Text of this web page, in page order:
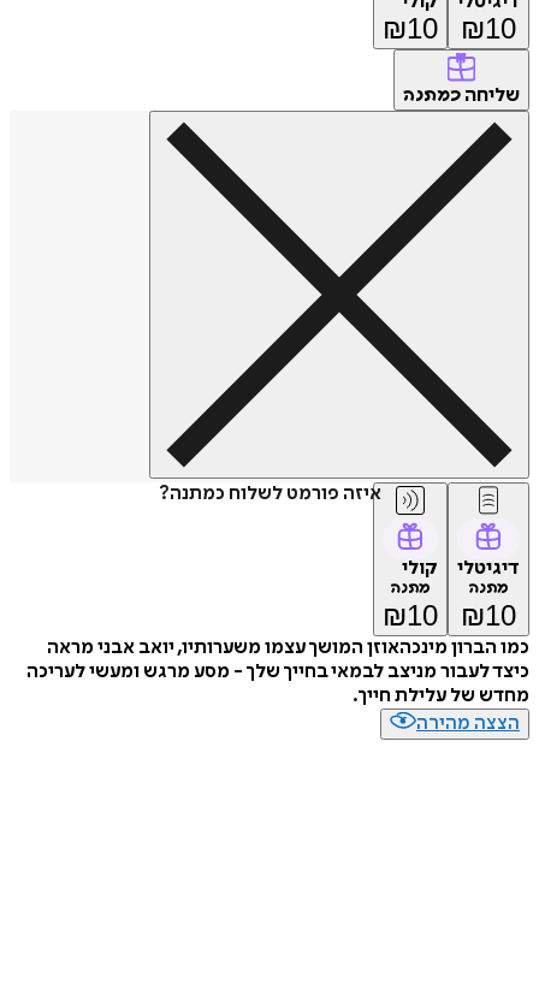
₪10
₪10
שליחה כמתנה
איזה פורמט לשלוח כמתנה?
דיגיטלי
מתנה
₪10
קולי
מתנה
₪10
כמו הברון מינכהאוזן המושך עצמו משערותיו, יואב אבני מראה
כיצד לעבור מניצב לבמאי בחייך שלך - מסע מרגש ומעשי לעריכה
מחדש של עלילת חייך.
הצצה מהירה